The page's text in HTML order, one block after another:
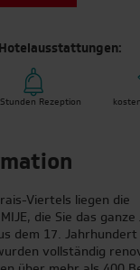
| Top-
Rezeption
Viertels liegen die
die Sie das ganze
dem 17.
vollständig